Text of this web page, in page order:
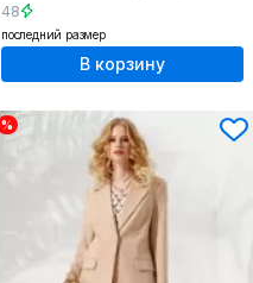
48
последний размер
В корзину
%